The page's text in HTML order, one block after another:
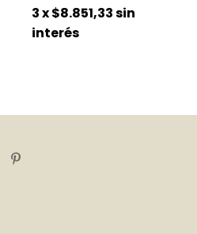
3x$8.851,33sin
interés